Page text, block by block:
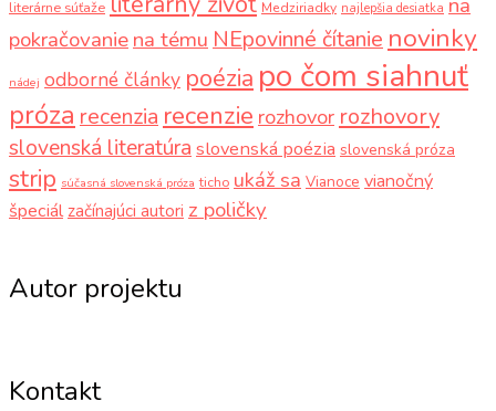
literárne súťaže Medziriadky najlepšia desiatka
pokračovaniena tému NEpovinné čítanie novinky
nádej odborné články poézia po čom siahnuť
próza recenzia recenzie rozhovor rozhovory
slovenská literatúra slovenská poézia slovenská próza
strip súčasná slovenská próza ticho ukáž sa Vianoce vianočný
špeciál začínajúci autori z poličky
Autor projektu
Kontakt